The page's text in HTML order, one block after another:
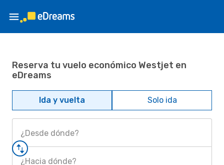
Reserva tu vuelo económico Westjet en
eDreams
Ida y vuelta Solo ida
¿Desde dónde?
¿Hacia dónde?